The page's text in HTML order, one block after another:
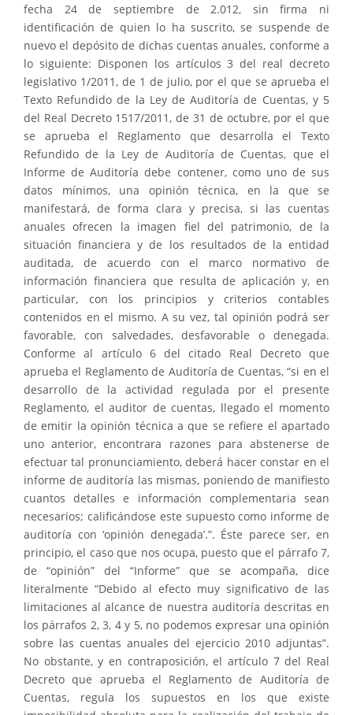
fecha 24 de septiembre de 2.012, sin firma ni
identificación de quien lo ha suscrito, se suspende de
nuevo el depósito de dichas cuentas anuales, conforme a
lo siguiente: Disponen los artículos 3 del real decreto
legislativo 1/2011, de 1 de julio, por el que se aprueba el
Texto Refundido de la Ley de Auditoría de Cuentas, y 5
del Real Decreto 1517/2011, de 31 de octubre, por el que
se aprueba el Reglamento que desarrolla el Texto
Refundido de la Ley de Auditoría de Cuentas, que el
Informe de Auditoría debe contener, como uno de sus
datos mínimos, una opinión técnica, en la que se
manifestará, de forma clara y precisa, si las cuentas
anuales ofrecen la imagen fiel del patrimonio, de la
situación financiera y de los resultados de la entidad
auditada, de acuerdo con el marco normativo de
información financiera que resulta de aplicación y, en
particular, con los principios y criterios contables
contenidos en el mismo. A su vez, tal opinión podrá ser
favorable, con salvedades, desfavorable o denegada.
Conforme al artículo 6 del citado Real Decreto que
aprueba el Reglamento de Auditoría de Cuentas, “si en el
desarrollo de la actividad regulada por el presente
Reglamento, el auditor de cuentas, llegado el momento
de emitir la opinión técnica a que se refiere el apartado
uno anterior, encontrara razones para abstenerse de
efectuar tal pronunciamiento, deberá hacer constar en el
informe de auditoría las mismas, poniendo de manifiesto
cuantos detalles e información complementaria sean
necesarios; calificándose este supuesto como informe de
auditoría con ‘opinión denegada’.”. Éste parece ser, en
principio, el caso que nos ocupa, puesto que el párrafo 7,
de “opinión” del “Informe” que se acompaña, dice
literalmente “Debido al efecto muy significativo de las
limitaciones al alcance de nuestra auditoría descritas en
los párrafos 2, 3, 4 y 5, no podemos expresar una opinión
sobre las cuentas anuales del ejercicio 2010 adjuntas”.
No obstante, y en contraposición, el artículo 7 del Real
Decreto que aprueba el Reglamento de Auditoría de
Cuentas, regula los supuestos en los que existe